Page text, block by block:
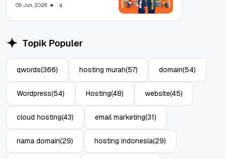
09 Jun, 2026 4
Topik Populer
qwords(366) hosting murah(57) domain(54)
Wordpress(54) Hosting(48) website(45)
cloud hosting(43) email marketing(31)
nama domain(29) hosting indonesia(29)